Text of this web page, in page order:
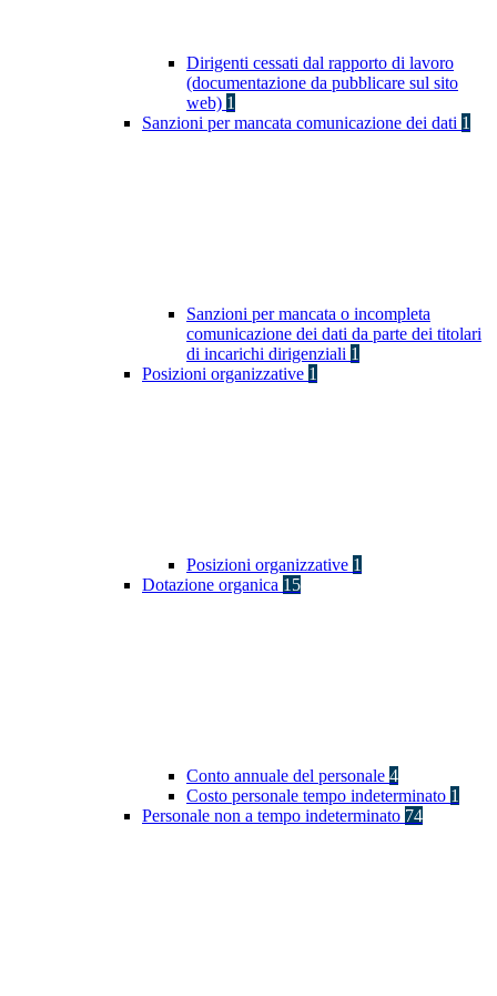
Dirigenti cessati dal rapporto di lavoro
(documentazione da pubblicare sul sito
web) 1
Sanzioni per mancata comunicazione dei dati 1
Sanzioni per mancata o incompleta
comunicazione dei dati da parte dei titolari
di incarichi dirigenziali 1
Posizioni organizzative 1
Posizioni organizzative 1
Dotazione organica 15
Conto annuale del personale 4
Costo personale tempo indeterminato 1
Personale non a tempo indeterminato 74